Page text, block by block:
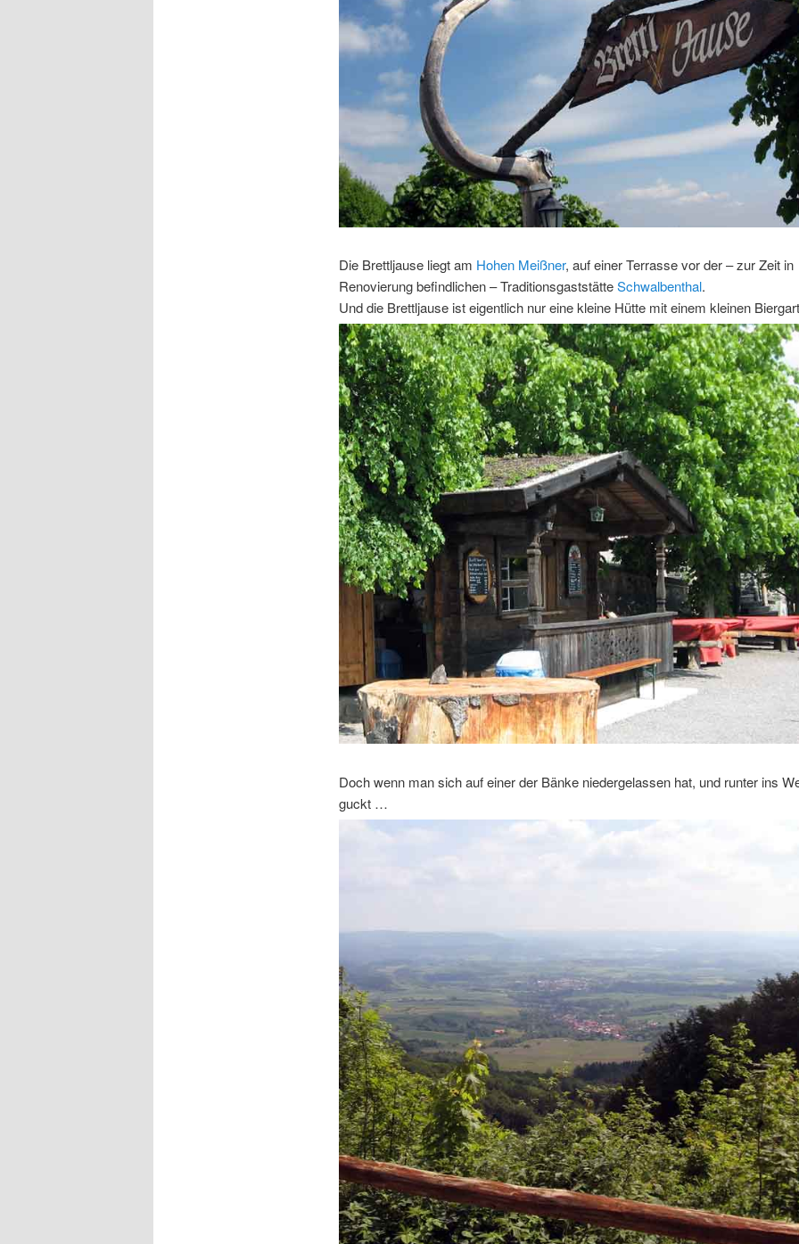
Die Brettljause liegt am Hohen Meißner, auf einer Terrasse vor der – zur Zeit in
Renovierung befindlichen – TraditionsgaststätteSchwalbenthal.
Und die Brettljause ist eigentlich nur eine kleine Hütte mit einem kleinen
Doch wenn man sich auf einer der Bänke niedergelassen hat, und runter ins
guckt …